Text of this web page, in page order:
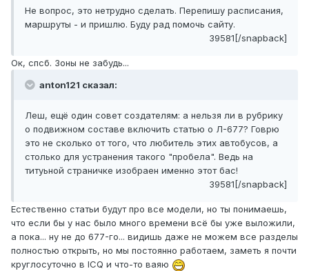
Не вопрос, это нетрудно сделать. Перепишу расписания,
маршруты - и пришлю. Буду рад помочь сайту.
39581[/snapback]
Ок, спсб. Зоны не забудь...
anton121 сказал:
Леш, ещё один совет создателям: а нельзя ли в рубрику
о подвижном составе включить статью о Л-677? Говрю
это не сколько от того, что любитель этих автобусов, а
столько для устранения такого "пробела". Ведь на
титуьной страничке изобраен именно этот бас!
39581[/snapback]
Естественно статьи будут про все модели, но ты понимаешь,
что если бы у нас было много времени всё бы уже выложили,
а пока... ну не до 677-го... видишь даже не можем все разделы
полностью открыть, но мы постоянно работаем, заметь я почти
круглосуточно в ICQ и что-то ваяю